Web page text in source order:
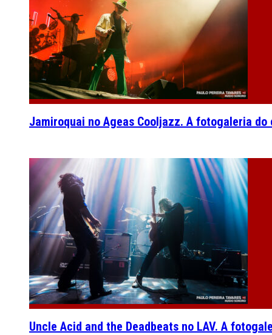
Jamiroquai no Ageas Cooljazz. A fotogaleria do
Uncle Acid and the Deadbeats no LAV. A